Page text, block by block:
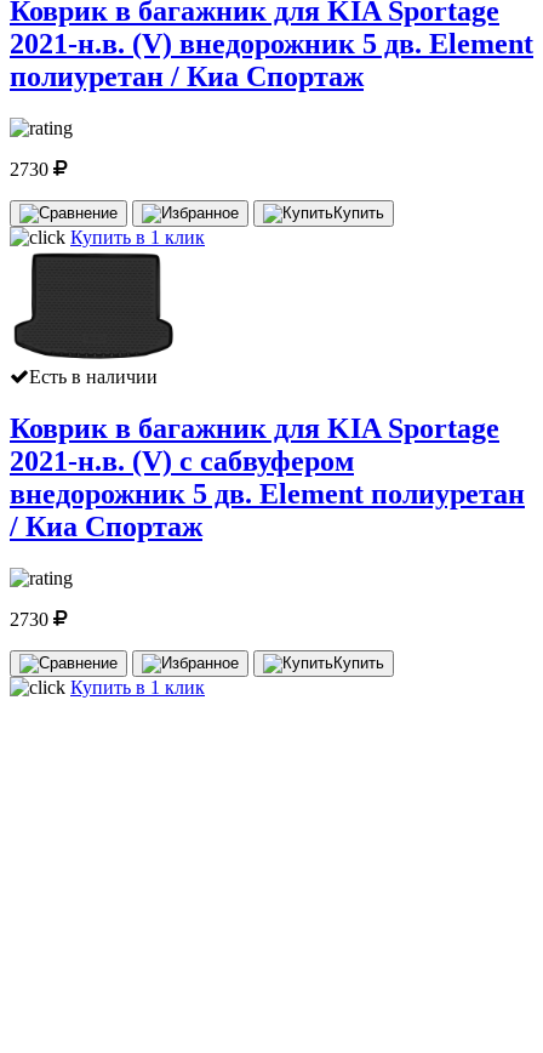
Коврик в багажник для KIA Sportage
2021-н.в. (V) внедорожник 5 дв. Element
полиуретан / Киа Спортаж
2730
Купить
Купить в 1 клик
Есть в наличии
Коврик в багажник для KIA Sportage
2021-н.в. (V) с сабвуфером
внедорожник 5 дв. Element полиуретан
/ Киа Спортаж
2730
Купить
Купить в 1 клик